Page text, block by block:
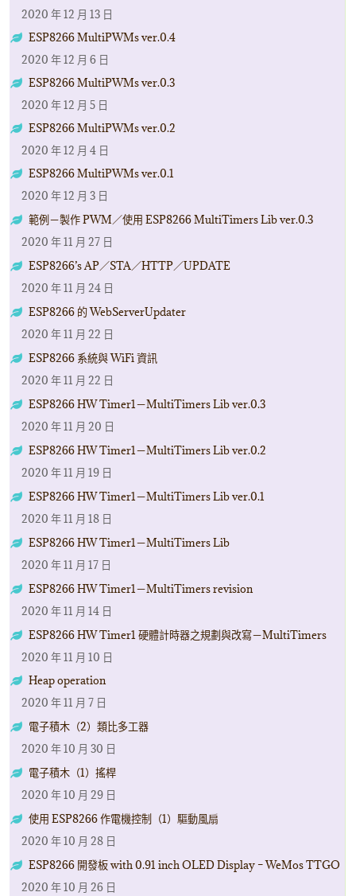
2020 年 12 月 13 日
ESP8266 MultiPWMs ver.0.4
2020 年 12 月 6 日
ESP8266 MultiPWMs ver.0.3
2020 年 12 月 5 日
ESP8266 MultiPWMs ver.0.2
2020 年 12 月 4 日
ESP8266 MultiPWMs ver.0.1
2020 年 12 月 3 日
範例－製作 PWM／使用 ESP8266 MultiTimers Lib ver.0.3
2020 年 11 月 27 日
ESP8266’s AP／STA／HTTP／UPDATE
2020 年 11 月 24 日
ESP8266 的 WebServerUpdater
2020 年 11 月 22 日
ESP8266 系統與 WiFi 資訊
2020 年 11 月 22 日
ESP8266 HW Timer1－MultiTimers Lib ver.0.3
2020 年 11 月 20 日
ESP8266 HW Timer1－MultiTimers Lib ver.0.2
2020 年 11 月 19 日
ESP8266 HW Timer1－MultiTimers Lib ver.0.1
2020 年 11 月 18 日
ESP8266 HW Timer1－MultiTimers Lib
2020 年 11 月 17 日
ESP8266 HW Timer1－MultiTimers revision
2020 年 11 月 14 日
ESP8266 HW Timer1 硬體計時器之規劃與改寫－MultiTimers
2020 年 11 月 10 日
Heap operation
2020 年 11 月 7 日
電子積木（2）類比多工器
2020 年 10 月 30 日
電子積木（1）搖桿
2020 年 10 月 29 日
使用 ESP8266 作電機控制（1）驅動風扇
2020 年 10 月 28 日
ESP8266 開發板 with 0.91 inch OLED Display – WeMos TTGO
2020 年 10 月 26 日